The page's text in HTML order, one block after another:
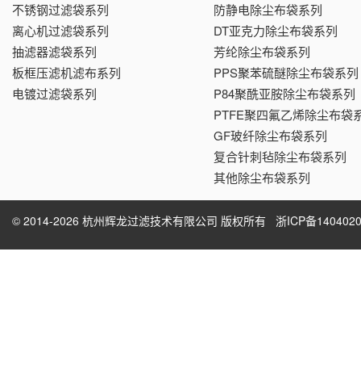
不锈钢过滤袋系列
离心机过滤袋系列
抽滤器滤袋系列
板框压滤机滤布系列
电镀过滤袋系列
防静电除尘布袋系列
DT亚克力除尘布袋系列
芳纶除尘布袋系列
PPS聚苯硫醚除尘布袋系列
P84聚酰亚胺除尘布袋系列
PTFE聚四氟乙烯除尘布袋
GF玻纤除尘布袋系列
复合针刺毡除尘布袋系列
其他除尘布袋系列
© 2014-2026 杭州辉龙过滤技术有限公司 版权所有 浙ICP备